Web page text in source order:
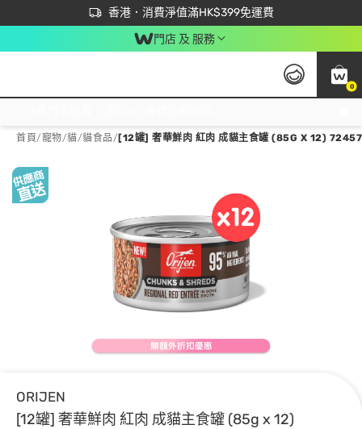
香港．消費淨值滿HK$399免運費
立即成為易賞錢會員盡享獨家優惠
首次APP下單買滿$450 輸入 NEWAPP 即減$50
門店 及 服務
0
首頁/寵物/貓/貓食品/ [12罐] 奢華鮮肉 紅肉 成貓主食罐 (85G X 12)
ORIJEN
[12罐] 奢華鮮肉 紅肉 成貓主食罐 (85g x 12)